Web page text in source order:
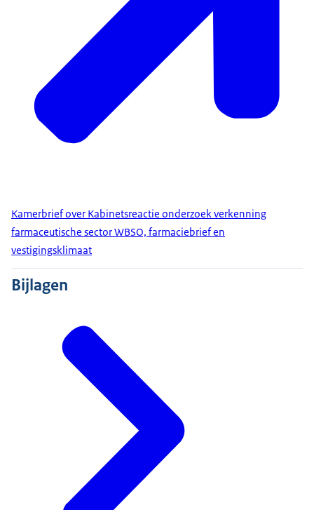
Kamerbrief over Kabinetsreactie onderzoek verkenning
farmaceutische sector WBSO, farmaciebrief en
vestigingsklimaat
Bijlagen